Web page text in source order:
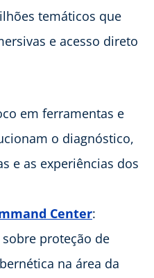
temáticos que
e acesso direto
em ferramentas e
o diagnóstico,
e as experiências dos
Center:
proteção de
na área da